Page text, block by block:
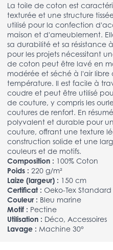
La toile de coton est
texturée et une structure
utilisé pour la confection
maison et d'ameublement.
sa durabilité et sa résistance
pour les projets nécessitant
de coton peut être lavé en
modérée et séché à l'air libre
température. Il est facile à
coudre et peut être utilisé
de couture, y compris les
coutures de renfort. En
polyvalent et durable pour
couture, offrant une texture
construction solide et une
couleurs et de motifs.
Composition : 100% Coton
Poids : 220 g/m²
Laize (largeur) : 150 cm
Certificat : Oeko-Tex Standard
Couleur : Bleu marine
Motif : Pectine
Utilisation : Déco, Accessoires
Lavage : Machine 30°